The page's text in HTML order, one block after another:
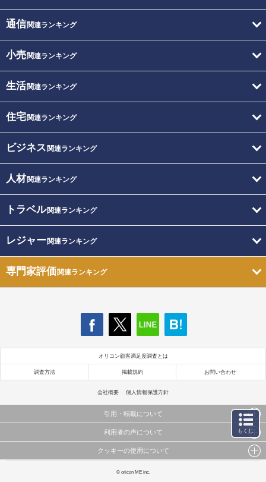
通信関連ランキング
小売関連ランキング
生活関連ランキング
住宅関連ランキング
ビジネス 関連ランキング
人材関連ランキング
トラベル関連ランキング
レジャー関連ランキング
専門家評価関連ランキング
オリコン顧客満足度調査とは
調査方法 掲載規約 お問い合わせ
会社概要 個人情報保護方針
引用・転載について
当サイトで公開されている情報（文字、写真、イラスト、画像データ等）及びこれらの配置・
これらの情報を権利者の許可なく無断転載・複製などの二次利用を行うことは固く禁じており
利用者の声について
当サイトに掲載している内容はすべてサービスの利用者が提出された見解・感想です。
弊社の見解・ 意見ではないことをご理解いただいた上でご覧ください。
クッキーの使用について
このサイトでは Cookie を使用して、ユーザーに合わせたコンテンツや広告の表示、ソーシャル
© oricon ME inc.
もくじ